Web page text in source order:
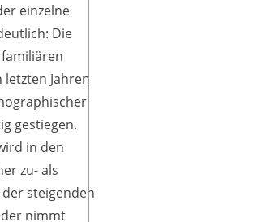
einzelne
Die
Jahren
gestiegen.
in den
zu- als
steigenden
nimmt